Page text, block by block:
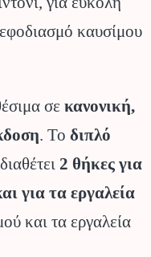
καυσίμου
σε κανονική,
. Το διπλό
διαθέτει 2 θήκες για
για τα εργαλεία
και τα εργαλεία